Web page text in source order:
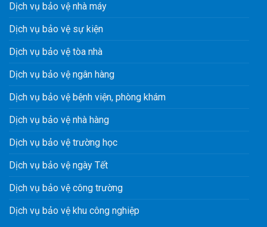
Dịch vụ bảo vệ nhà máy
Dịch vụ bảo vệ sự kiện
Dịch vụ bảo vệ tòa nhà
Dịch vụ bảo vệ ngân hàng
Dịch vụ bảo vệ bệnh viện, phòng khám
Dịch vụ bảo vệ nhà hàng
Dịch vụ bảo vệ trường học
Dịch vụ bảo vệ ngày Tết
Dịch vụ bảo vệ công trường
Dịch vụ bảo vệ khu công nghiệp